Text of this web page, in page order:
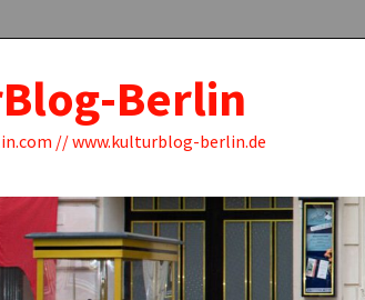
Berlin
// www.kulturblog-berlin.de